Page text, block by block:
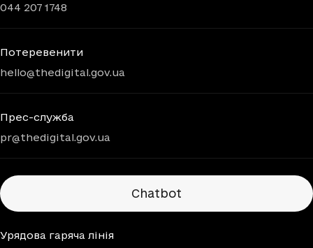
044 207 1748
Потеревенити
hello@thedigital.gov.ua
Прес-служба
pr@thedigital.gov.ua
Chatbots
Chatbot
Урядова гаряча лінія